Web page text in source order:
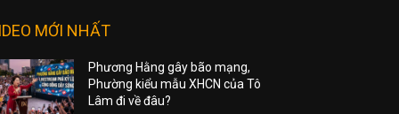
MỚI NHẤT
Phương Hằng gây bão mạng,
Phường kiểu mẫu XHCN của Tô
Lâm đi về đâu?